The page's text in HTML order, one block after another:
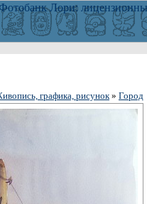
графика, рисунок» Город